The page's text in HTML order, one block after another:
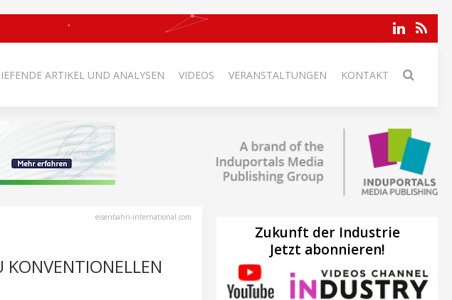
ARTIKEL UND ANALYSEN VIDEOS VERANSTALTUNGEN KONTAKT
eisenbahn-international.com
KONVENTIONELLEN
Zukunft der Industrie
Jetzt abonnieren!